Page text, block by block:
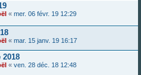
« mer. 06 févr. 19 12:29
« mar. 15 janv. 19 16:17
« ven. 28 déc. 18 12:48